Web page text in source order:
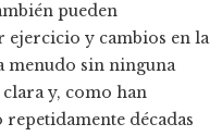
pueden
ejercicio y cambios en la
menudo sin ninguna
y, como han
décadas